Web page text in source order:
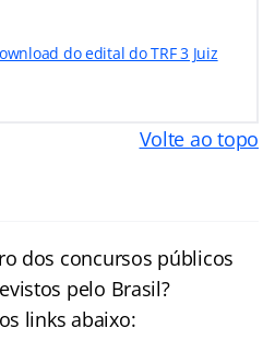
do edital do TRF 3 Juiz
Volte ao topo
dos concursos públicos
pelo Brasil?
links abaixo: